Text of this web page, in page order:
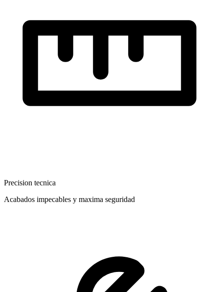
Precision tecnica
Acabados impecables y maxima seguridad